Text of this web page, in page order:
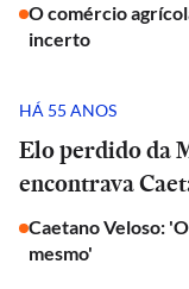
O comércio
incerto
HÁ 55 ANOS
Elo perdido da
encontrava
Caetano Veloso:
mesmo'